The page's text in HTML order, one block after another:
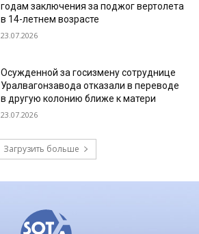
годам заключения за поджог вертолета
в 14-летнем возрасте
23.07.2026
Осужденной за госизмену сотруднице
Уралвагонзавода отказали в переводе
в другую колонию ближе к матери
23.07.2026
Загрузить больше